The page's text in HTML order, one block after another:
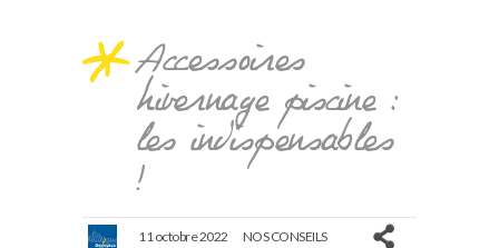
Accessoires
hivernage piscine :
les indispensables
!
11 octobre 2022
NOS CONSEILS